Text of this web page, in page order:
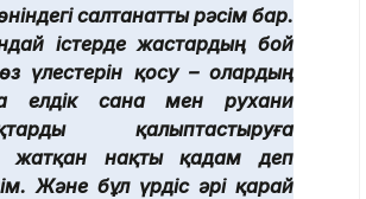
салтанатты рәсім бар.
істерде жастардың бой
үлестерін қосу – олардың
елдік сана мен рухани
қалыптастыруға
жатқан нақты қадам деп
Және бұл үрдіс әрі қарай